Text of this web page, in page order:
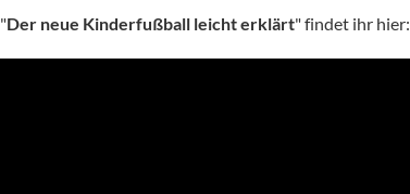
"Der neue Kinderfußball leicht erklärt"findet ihr hier: